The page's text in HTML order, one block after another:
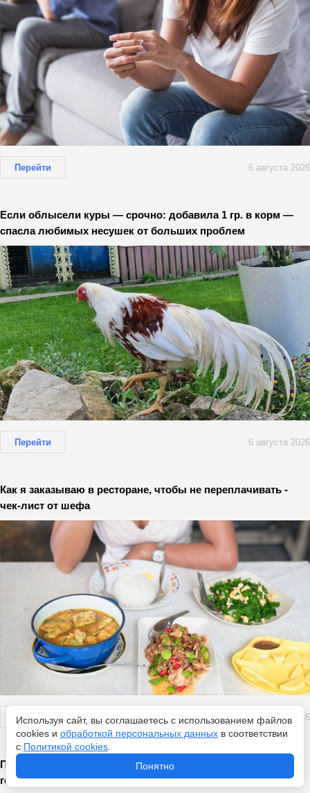
Перейти 6 августа 2026
Если облысели куры — срочно: добавила 1 гр. в корм —
спасла любимых несушек от больших проблем
Перейти 6 августа 2026
Как я заказываю в ресторане, чтобы не переплачивать -
чек-лист от шефа
Перейти 6 августа 2026
Пирог-вкуснятина: ужин за 30 минут на сковороде —
готовлю без мороки
Используя сайт, вы соглашаетесь с использованием файлов
cookies и обработкой персональных данных в соответствии
с Политикой cookies
Понятно